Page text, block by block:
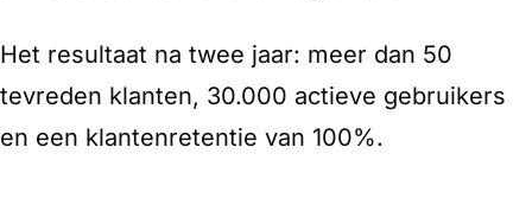
Het resultaat na twee jaar: meer dan 50
tevreden klanten, 30.000 actieve gebruikers
en een klantenretentie van 100%.